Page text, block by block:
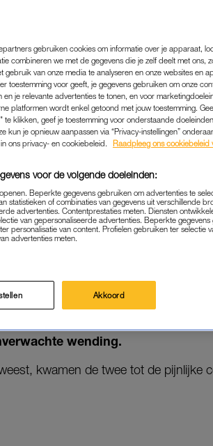
NELLEKE EN
DINGEN
WIL JE WETEN
zagen we hoe Nelleke en Jörn
op te bouwen.
wending.
kwamen de twee tot de pijnlijke
gebruiken cookies om informatie over je apparaat,
combineren we met de gegevens die je zelf deelt met ons,
gebruik van onze media te analyseren en onze websites en
toestemming voor geeft, je gegevens gebruiken om onze
je relevante advertenties te tonen, en voor
platformen wordt enkel getoond met jouw toestemming.
klikken, geef je toestemming voor onderstaande
kun je opnieuw aanpassen via “Privacy-instellingen”
ons privacy- en cookiebeleid.
Raadpleeg ons cookiebeleid
voor de volgende doeleinden:
Beperkte gegevens gebruiken om advertenties te
statistieken of combinaties van gegevens uit verschillende
advertenties. Contentprestaties meten. Diensten
van gepersonaliseerde advertenties. Beperkte
personalisatie van content. Profielen gebruiken ter selectie
advertenties meten.
Akkoord